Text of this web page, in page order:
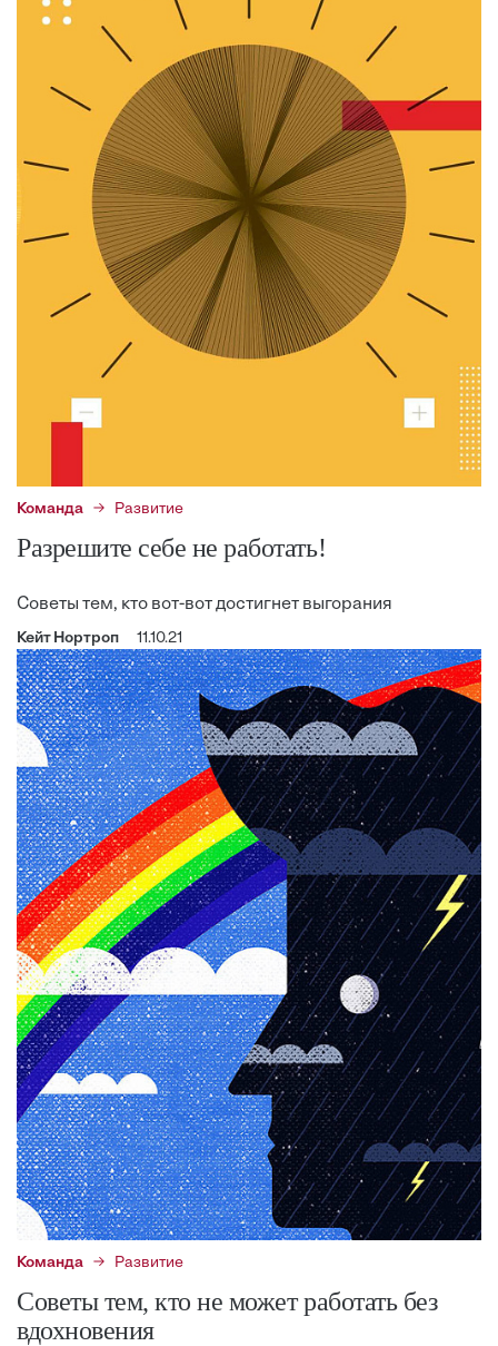
Команда Развитие
Разрешите себе не работать!
Советы тем, кто вот-вот достигнет выгорания
Кейт Нортроп 11.10.21
Команда Развитие
Советы тем, кто не может работать без
вдохновения